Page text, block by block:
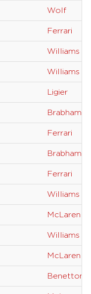
Wolf
Ferrari
Williams
Williams
Ligier
Brabham
Ferrari
Brabham
Ferrari
Williams
McLaren
Williams
McLaren
Benetton